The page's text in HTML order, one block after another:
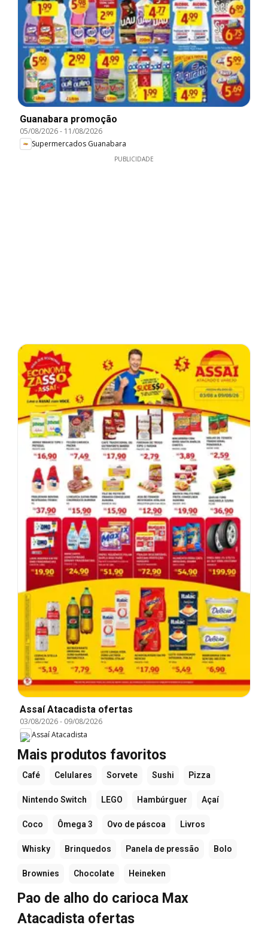
Guanabara promoção
05/08/2026- 11/08/2026
Supermercados Guanabara
PUBLICIDADE
Assaí Atacadista ofertas
03/08/2026- 09/08/2026
Assaí Atacadista
Mais produtos favoritos
Café Celulares Sorvete Sushi Pizza
Nintendo Switch LEGO Hambúrguer Açaí
Coco Ômega 3 Ovo de páscoa Livros
Whisky Brinquedos Panela de pressão Bolo
Brownies Chocolate Heineken
Pao de alho do carioca Max
Atacadista ofertas